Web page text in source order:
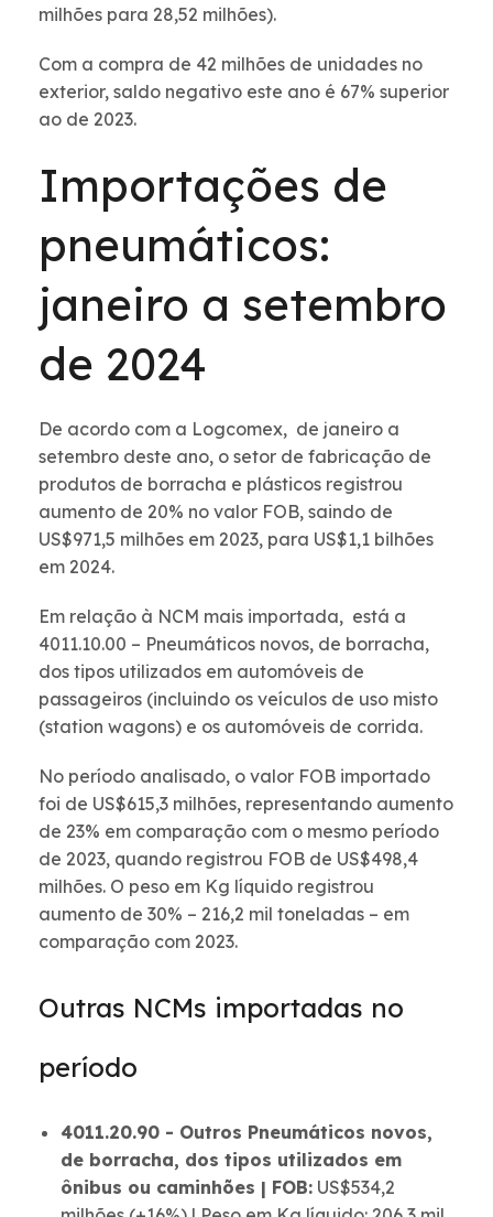
milhões para 28,52 milhões).
Com a compra de 42 milhões de unidades no
exterior, saldo negativo este ano é 67% superior
ao de 2023.
Importações de
pneumáticos:
janeiro a setembro
de 2024
De acordo com a Logcomex, de janeiro a
setembro deste ano, o setor de fabricação de
produtos de borracha e plásticos registrou
aumento de 20% no valor FOB, saindo de
US$971,5 milhões em 2023, para US$1,1 bilhões
em 2024.
Em relação à NCM mais importada, está a
4011.10.00 – Pneumáticos novos, de borracha,
dos tipos utilizados em automóveis de
passageiros (incluindo os veículos de uso misto
(station wagons) e os automóveis de corrida.
No período analisado, o valor FOB importado
foi de US$615,3 milhões, representando aumento
de 23% em comparação com o mesmo período
de 2023, quando registrou FOB de US$498,4
milhões. O peso em Kg líquido registrou
aumento de 30% – 216,2 mil toneladas – em
comparação com 2023.
Outras NCMs importadas no
período
4011.20.90 - Outros Pneumáticos novos,
de borracha, dos tipos utilizados em
ônibus ou caminhões | FOB: US$534,2